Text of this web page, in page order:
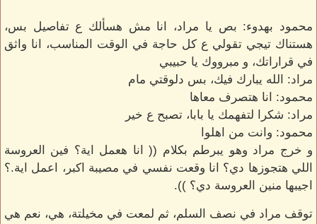
محمود بهدوء: بص يا مراد، انا مش هسألك ع تفاصيل بس،
هستناك تيجي تقولي ع كل حاجة في الوقت المناسب، انا واثق
في قراراتك، و مبرووك يا حبيبي
مراد: الله يبارك فيك، بس دلوقتي مام
محمود: انا هتصرف معاها
مراد: شكرا لتفهمك يا بابا، تصبح ع خير
محمود: وانت من اهلوا
و خرج مراد وهو يبرطم بكلام (( انا هعمل اية؟ فين العروسة
اللي هتجوزها دي؟ انا وقعت نفسي في مصيبة اكبر، اعمل اية.؟
اجيبها منين العروسة دي؟ )).
توقف مراد في نصف السلم، ثم لمعت في مخيلتة، هي، نعم هي